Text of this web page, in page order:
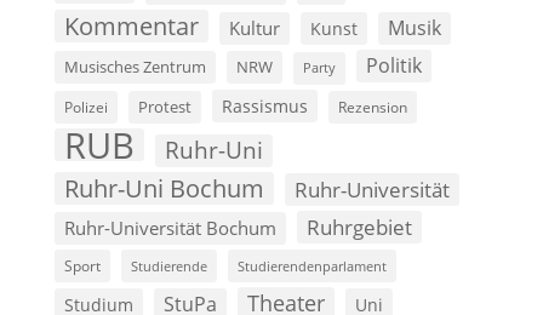
Kommentar Kultur Kunst Musik
Musisches Zentrum NRW Party Politik
Polizei Protest Rassismus Rezension
RUB Ruhr-Uni
Ruhr-Uni Bochum Ruhr-Universität
Ruhr-Universität Bochum Ruhrgebiet
Sport Studierende Studierendenparlament
Studium StuPa Theater Uni